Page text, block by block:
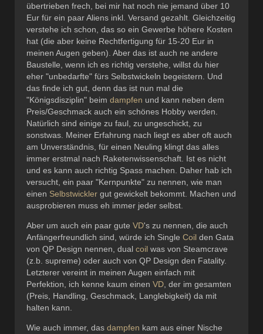
übertrieben frech, bei mir hat noch nie jemand über 10
Eur für ein paar Aliens inkl. Versand gezahlt. Gleichzeitig
verstehe ich schon, das so ein Gewerbe höhere Kosten
hat (die aber keine Rechtfertigung für 15-20 Eur in
meinen Augen geben). Aber das ist auch ne andere
Baustelle, wenn ich es richtig verstehe, willst du hier
eher "unbedarfte" fürs Selbstwickeln begeistern. Und
das finde ich gut, denn das ist nun mal die
"Königsdisziplin" beim dampfen und kann neben dem
Preis/Geschmack auch ein schönes Hobby werden.
Natürlich sind einige zu faul, zu ungeschickt, zu
sonstwas. Meiner Erfahrung nach liegt es aber oft auch
am Unverständnis, für einen Neuling klingt das alles
immer erstmal nach Raketenwissenschaft. Ist es nicht
und es kann auch richtig Spass machen. Daher hab ich
versucht, ein paar "Kernpunkte" zu nennen, wie man
einen Selbstwickler gut gewickelt bekommt. Machen und
ausprobieren muss eh immer jeder selbst.
Aber um auch ein paar gute VD's zu nennen, die auch
Anfängerfreundlich sind, würde ich Single Coil den Gata
von QP Design nennen, dual coil was von Steamcrave
(z.b. supreme) oder auch von QP Design den Fatality.
Letzterer vereint in meinen Augen einfach mit
Perfektion, ich kenne kaum einen VD , der im gesamten
(Preis, Handling, Geschmack, Langlebigkeit) da mit
halten kann.
Wie auch immer, das dampfen kam aus einer Nische